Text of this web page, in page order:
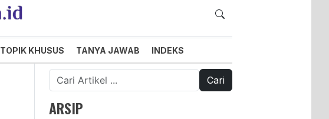
TOPIK KHUSUS TANYA JAWAB INDEKS
Cari
untuk:
ARSIP